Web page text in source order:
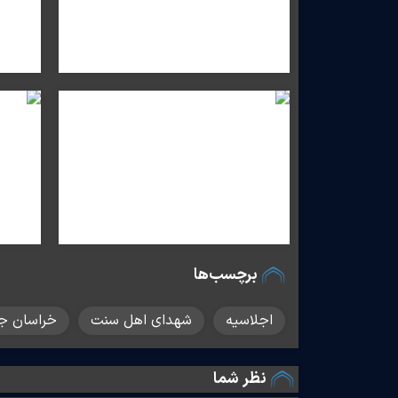
برچسب‌ها
اجلاسیه شهدای اهل سنت خراسان
نظر شما